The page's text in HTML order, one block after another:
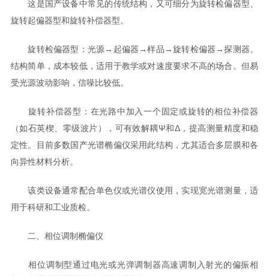
这是国产设备中常见的传统结构，又可细分为旋转检偏器型、
旋转起偏器型和旋转补偿器型。
旋转检偏器型：光源→起偏器→样品→旋转检偏器→探测器。
结构简单，成本较低，适用于教学或对速度要求不高的场合。但易
受光源波动影响，信噪比较低。
旋转补偿器型：在光路中加入一个固定或旋转的相位补偿器
（如石英楔、零级波片），可有效解耦Ψ和Δ，提高测量精度和稳
定性。目前多数国产光谱椭偏仪采用此结构，尤其适合多层膜和各
向异性材料分析。
该类设备通常配合单色仪或光谱仪使用，实现宽光谱测量，适
用于科研和工业质检。
二、相位调制椭偏仪
相位调制型通过电光或光弹调制器高速调制入射光的偏振相